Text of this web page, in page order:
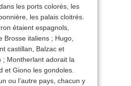
les ports colorés, les
les palais cloitrés.
étaient espagnols,
Brosse italiens ; Hugo,
castillan, Balzac et
; Montherlant adorait la
et Giono les gondoles.
ou l’autre pays, chacun y